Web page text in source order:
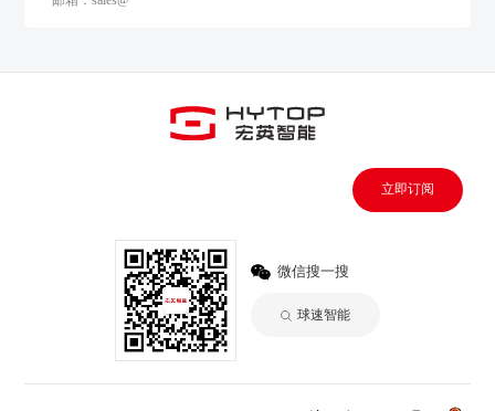
立即订阅
微信搜一搜
球速智能